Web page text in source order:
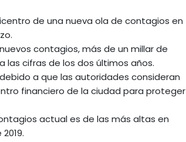
de una nueva ola de contagios en
contagios, más de un millar de
las cifras de los dos últimos años.
a que las autoridades consideran
financiero de la ciudad para proteger
actual es de las más altas en